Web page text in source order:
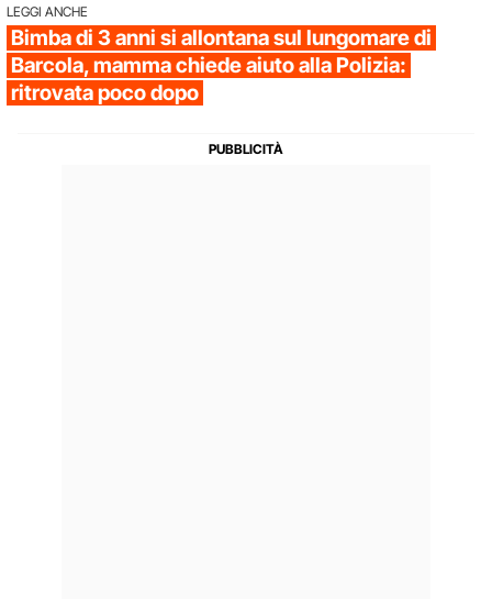
LEGGI ANCHE
Bimba di 3 anni si allontana sul lungomare di
Barcola, mamma chiede aiuto alla Polizia:
ritrovata poco dopo